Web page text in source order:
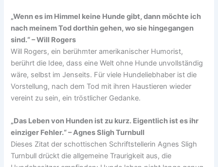
„Wenn es im Himmel keine Hunde gibt, dann möchte ich
nach meinem Tod dorthin gehen, wo sie hingegangen
sind.“ – Will Rogers
Will Rogers, ein berühmter amerikanischer Humorist,
berührt die Idee, dass eine Welt ohne Hunde unvollständig
wäre, selbst im Jenseits. Für viele Hundeliebhaber ist die
Vorstellung, nach dem Tod mit ihren Haustieren wieder
vereint zu sein, ein tröstlicher Gedanke.
„Das Leben von Hunden ist zu kurz. Eigentlich ist es ihr
einziger Fehler.“ – Agnes Sligh Turnbull
Dieses Zitat der schottischen Schriftstellerin Agnes Sligh
Turnbull drückt die allgemeine Traurigkeit aus, die